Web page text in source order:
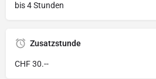
bis 4 Stunden
Zusatzstunde
CHF 30.--